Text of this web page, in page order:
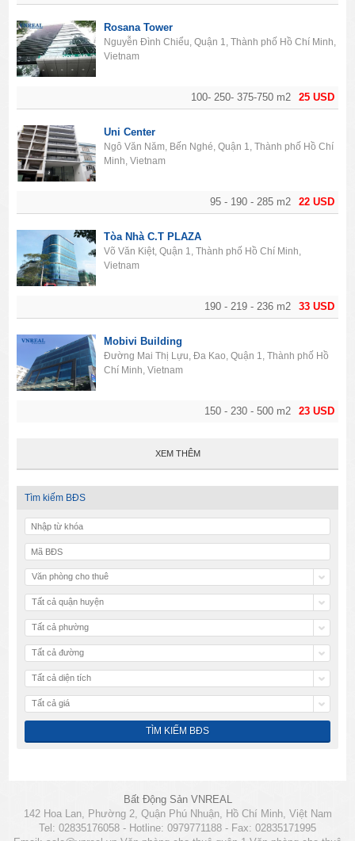
25 USD
100- 250- 375-750 m2
Rosana Tower
Nguyễn Đình Chiểu, Quận 1, Thành phố Hồ Chí Minh,
Vietnam
22 USD
95 - 190 - 285 m2
Uni Center
Ngô Văn Năm, Bến Nghé, Quận 1, Thành phố Hồ Chí
Minh, Vietnam
33 USD
190 - 219 - 236 m2
Tòa Nhà C.T PLAZA
Võ Văn Kiệt, Quận 1, Thành phố Hồ Chí Minh,
Vietnam
23 USD
150 - 230 - 500 m2
Mobivi Building
Đường Mai Thị Lựu, Đa Kao, Quận 1, Thành phố Hồ
Chí Minh, Vietnam
XEM THÊM
Tìm kiếm BĐS
Văn phòng cho thuê
Tất cả quận huyện
Tất cả phường
Tất cả đường
Tất cả diện tích
Tất cả giá
Bất Động Sản VNREAL
142 Hoa Lan, Phường 2, Quận Phú Nhuận, Hồ Chí Minh, Việt Nam
Tel: 02835176058 - Hotline: 0979771188 - Fax: 02835171995